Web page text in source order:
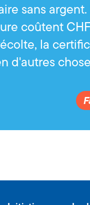
sans
coûtent
la
d'autres